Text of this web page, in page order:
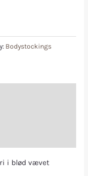
Bodystockings
i blød vævet